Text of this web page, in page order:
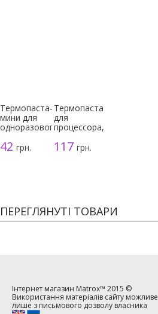
Термопаста-
мини для
одноразового
42 грн.
Термопаста
для
процессора,
117грн.
ПЕРЕГЛЯНУТІ ТОВАРИ
Інтернет магазин Matrox™ 2015 ©
Використання матеріалів сайту можливе
лише з письмового дозволу власника